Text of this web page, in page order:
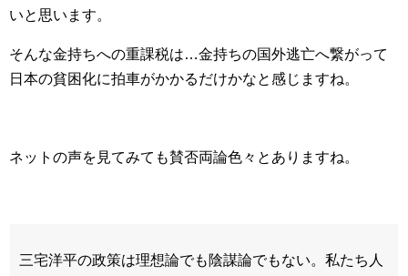
いと思います。
そんな金持ちへの重課税は…金持ちの国外逃亡へ繋がって
日本の貧困化に拍車がかかるだけかなと感じますね。
ネットの声を見てみても賛否両論色々とありますね。
三宅洋平の政策は理想論でも陰謀論でもない。私たち人